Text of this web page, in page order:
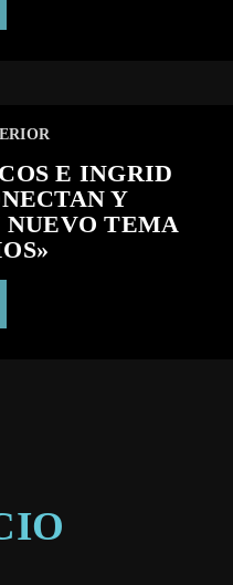
E INGRID
Y
NUEVO TEMA